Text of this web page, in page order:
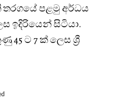
තරගයේ පළමු අර්ධය
ඉදිරියෙන් සිටියා.
ට 7 ක් ලෙස ශ්‍රී